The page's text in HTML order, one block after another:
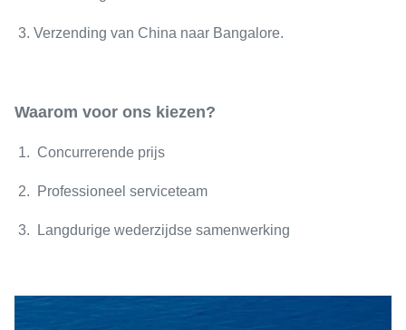
3. Verzending van China naar Bangalore.
Waarom voor ons kiezen?
1. Concurrerende prijs
2. Professioneel serviceteam
3. Langdurige wederzijdse samenwerking